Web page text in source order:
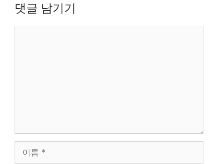
댓글 남기기